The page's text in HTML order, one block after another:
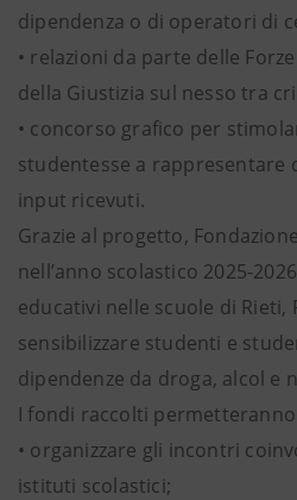
dipendenza o di operatori di
• relazioni da parte delle
della Giustizia sul nesso tra
• concorso grafico per
studentesse a rappresentare
input ricevuti.
Grazie al progetto,
nell’anno scolastico 2025-
educativi nelle scuole di
sensibilizzare studenti e
dipendenze da droga, alcol e
I fondi raccolti
• organizzare gli incontri
istituti scolastici;